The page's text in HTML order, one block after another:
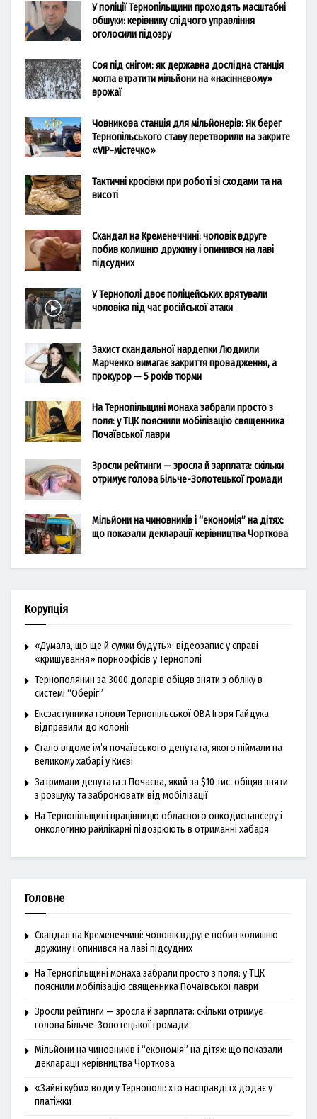
У поліції Тернопільщини проходять масштабні
обшуки: керівнику слідчого управління
оголосили підозру
Соя під снігом: як державна дослідна станція
могла втратити мільйони на «насіннєвому»
врожаї
Човникова станція для мільйонерів: Як берег
Тернопільського ставу перетворили на закрите
«VIP-містечко»
Тактичні кросівки при роботі зі сходами та на
висоті
Скандал на Кременеччині: чоловік вдруге
побив колишню дружину і опинився на лаві
підсудних
У Тернополі двоє поліцейських врятували
чоловіка під час російської атаки
Захист скандальної нардепки Людмили
Марченко вимагає закриття провадження, а
прокурор — 5 років тюрми
На Тернопільщині монаха забрали просто з
поля: у ТЦК пояснили мобілізацію священника
Почаївської лаври
Зросли рейтинги — зросла й зарплата: скільки
отримує голова Більче-Золотецької громади
Мільйони на чиновників і “економія” на дітях:
що показали декларації керівництва Чорткова
Корупція
«Думала, що ще й сумки будуть»: відеозапис у справі
«кришування» порноофісів у Тернополі
Тернополянин за 3000 доларів обіцяв зняти з обліку в
системі “Оберіг”
Ексзаступника голови Тернопільської ОВА Ігоря Гайдука
відправили до колонії
Стало відоме ім’я почаївського депутата, якого піймали на
великому хабарі у Києві
Затримали депутата з Почаєва, який за $10 тис. обіцяв зняти
з розшуку та забронювати від мобілізації
На Тернопільщині працівницю обласного онкодиспансеру і
онкологиню райлікарні підозрюють в отриманні хабаря
Головне
Скандал на Кременеччині: чоловік вдруге побив колишню
дружину і опинився на лаві підсудних
На Тернопільщині монаха забрали просто з поля: у ТЦК
пояснили мобілізацію священника Почаївської лаври
Зросли рейтинги — зросла й зарплата: скільки отримує
голова Більче-Золотецької громади
Мільйони на чиновників і “економія” на дітях: що показали
декларації керівництва Чорткова
«Зайві куби» води у Тернополі: хто насправді їх додає у
платіжки